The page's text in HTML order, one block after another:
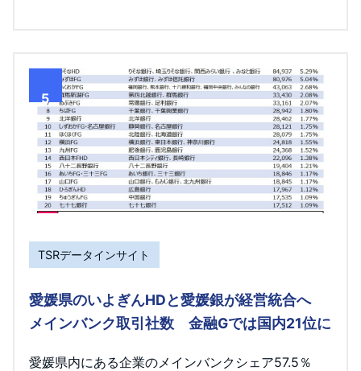
5
TSRデータインサイト
愛媛県のいよぎんHDと愛媛銀が経営統合へ
メインバンク取引社数 金融Gでは国内21位に
愛媛県内にある企業のメインバンクシェア57.5％